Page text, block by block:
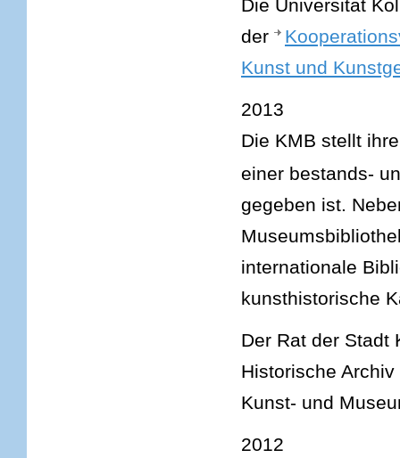
Die Universität
der
Kunst und
2013
Die KMB stellt
einer bestands-
gegeben ist.
internationale
kunsthistorische
Der Rat der Stadt
Historische
Kunst- und
2012